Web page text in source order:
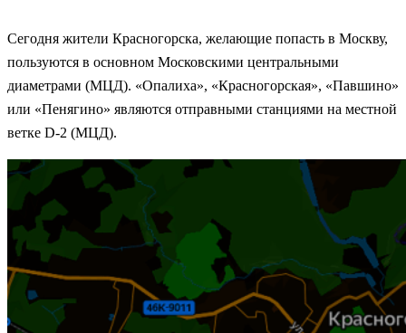
Сегодня жители Красногорска, желающие попасть в Москву,
пользуются в основном Московскими центральными
диаметрами (МЦД). «Опалиха», «Красногорская», «Павшино»
или «Пенягино» являются отправными станциями на местной
ветке D-2 (МЦД).